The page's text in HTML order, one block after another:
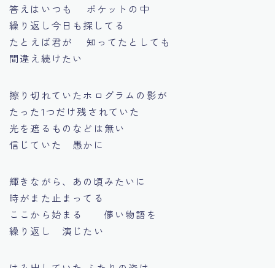
答えはいつも ポケットの中
繰り返し今日も探してる
たとえば君が 知ってたとしても
間違え続けたい
擦り切れていたホログラムの影が
たった1つだけ残されていた
光を遮るものなどは無い
信じていた 愚かに
輝きながら、あの頃みたいに
時がまた止まってる
ここから始まる 儚い物語を
繰り返し 演じたい